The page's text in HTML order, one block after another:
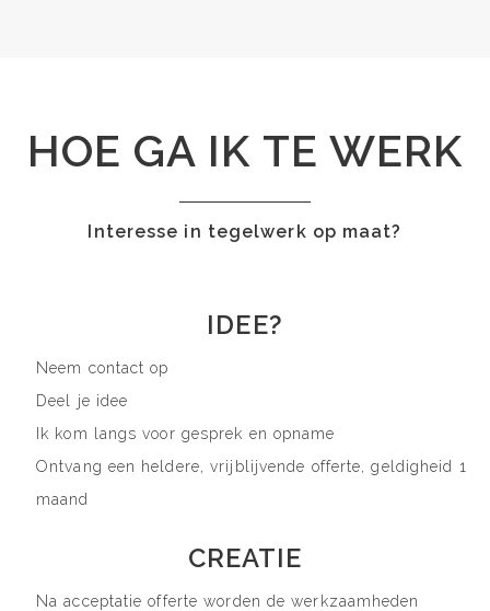
HOE GA IK TE WERK
Interesse in tegelwerk op maat?
IDEE?
Neem contact op
Deel je idee
Ik kom langs voor gesprek en opname
Ontvang een heldere, vrijblijvende offerte, geldigheid 1
maand
CREATIE
Na acceptatie offerte worden de werkzaamheden